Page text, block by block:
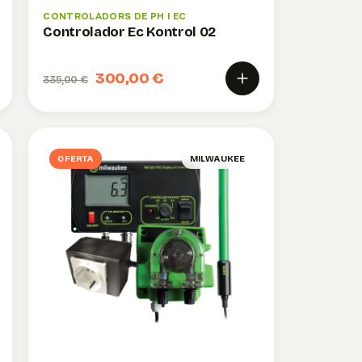
CONTROLADORS DE PH I EC
Controlador Ec Kontrol 02
335,00 € 300,00 €
OFERTA MILWAUKEE